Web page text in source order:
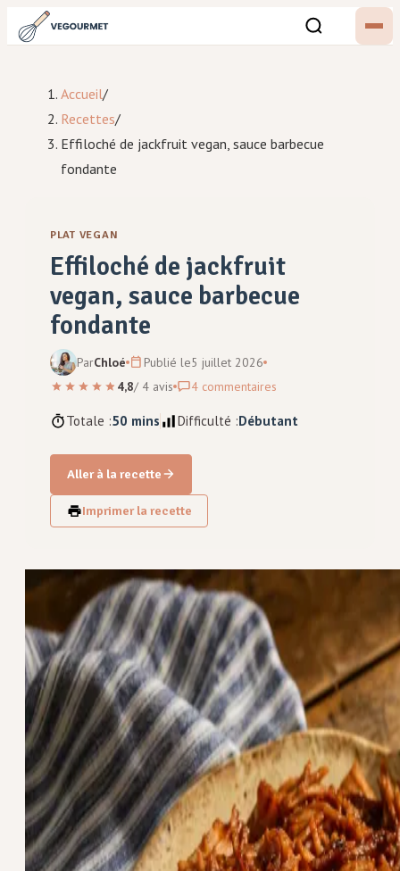
Accueil/
Recettes/
Effiloché de jackfruit vegan, sauce barbecue
fondante
PLAT VEGAN
Effiloché de jackfruit
vegan, sauce barbecue
fondante
ParChloé Publié le5 juillet 2026
4,8/ 4 avis 4 commentaires
Totale :50 mins Difficulté :Débutant
Aller à la recette
Imprimer la recette